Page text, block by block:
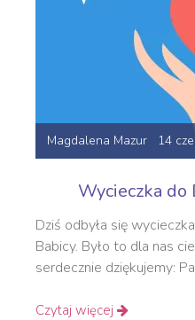
Magdalena Mazur 14
Wycieczka do
Dziś odbyła się
Babicy. Było to dla nas
serdecznie dziękujemy:
Czytaj więcej